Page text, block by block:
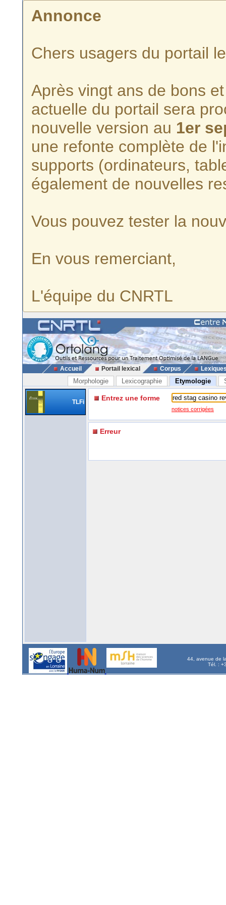
Annonce
Chers usagers du portail
Après vingt ans de bons
actuelle du portail sera
nouvelle version au 1er
une refonte complète de
supports (ordinateurs,
également de nouvelles
Vous pouvez tester la
En vous remerciant,
L'équipe du CNRTL
Accueil Portail lexical Corpus
Morphologie Lexicographie Etymologie
TLFi Entrez une forme
notices corrigées
Erreur
44, avenue de
Tél. :